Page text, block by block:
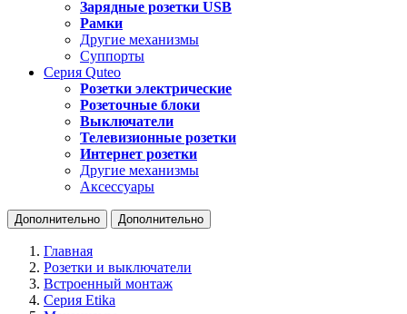
Зарядные розетки USB
Рамки
Другие механизмы
Суппорты
Серия Quteo
Розетки электрические
Розеточные блоки
Выключатели
Телевизионные розетки
Интернет розетки
Другие механизмы
Аксессуары
Дополнительно Дополнительно
Главная
Розетки и выключатели
Встроенный монтаж
Серия Etika